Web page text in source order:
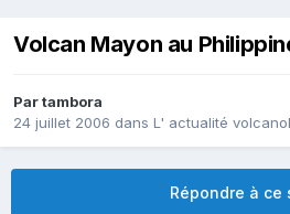
Volcan Mayon au
Partambora
24 juillet 2006 dans L' actualité
Répondre à ce